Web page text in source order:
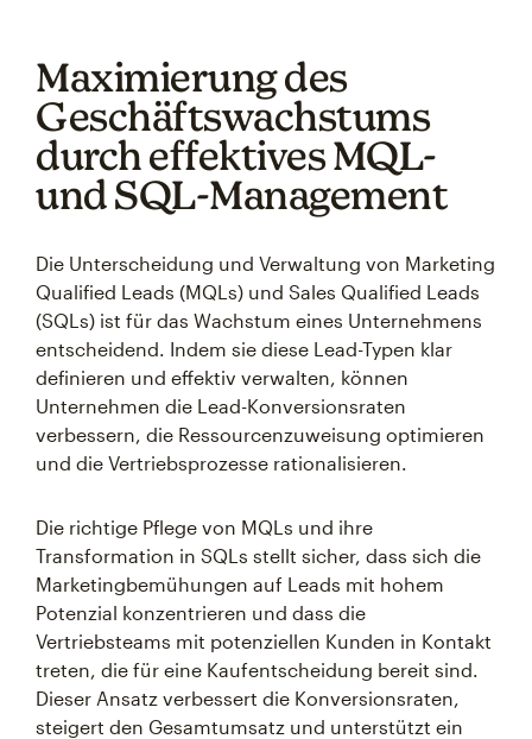
Maximierung des
Geschäftswachstums
durch effektives MQL-
und SQL-Management
Die Unterscheidung und Verwaltung von Marketing
Qualified Leads (MQLs) und Sales Qualified Leads
(SQLs) ist für das Wachstum eines Unternehmens
entscheidend. Indem sie diese Lead-Typen klar
definieren und effektiv verwalten, können
Unternehmen die Lead-Konversionsraten
verbessern, die Ressourcenzuweisung optimieren
und die Vertriebsprozesse rationalisieren.
Die richtige Pflege von MQLs und ihre
Transformation in SQLs stellt sicher, dass sich die
Marketingbemühungen auf Leads mit hohem
Potenzial konzentrieren und dass die
Vertriebsteams mit potenziellen Kunden in Kontakt
treten, die für eine Kaufentscheidung bereit sind.
Dieser Ansatz verbessert die Konversionsraten,
steigert den Gesamtumsatz und unterstützt ein